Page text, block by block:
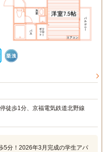
徒歩1分、京福電気鉄道北野線
5分！2026年3月完成の学生アパ